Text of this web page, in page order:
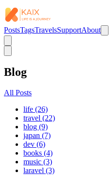
PostsTagsTravelsSupportAbout
Blog
All Posts
life (26)
travel (22)
blog (9)
japan (7)
dev (6)
books (4)
music (3)
laravel (3)